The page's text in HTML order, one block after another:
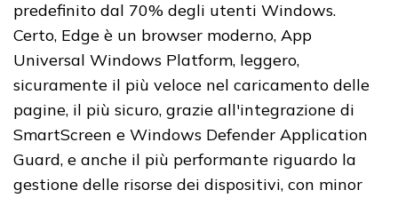
predefinito dal 70% degli utenti Windows.
Certo, Edge è un browser moderno, App
Universal Windows Platform, leggero,
sicuramente il più veloce nel caricamento delle
pagine, il più sicuro, grazie all'integrazione di
SmartScreen e Windows Defender Application
Guard, e anche il più performante riguardo la
gestione delle risorse dei dispositivi, con minor